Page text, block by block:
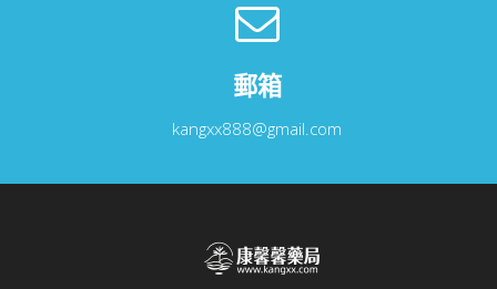
郵箱
kangxx888@gmail.com